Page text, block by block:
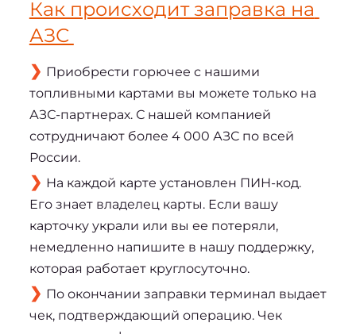
Как происходит заправка на
АЗС
Приобрести горючее с нашими
топливными картами вы можете только на
АЗС-партнерах. С нашей компанией
сотрудничают более 4 000 АЗС по всей
России.
На каждой карте установлен ПИН-код.
Его знает владелец карты. Если вашу
карточку украли или вы ее потеряли,
немедленно напишите в нашу поддержку,
которая работает круглосуточно.
По окончании заправки терминал выдает
чек, подтверждающий операцию. Чек